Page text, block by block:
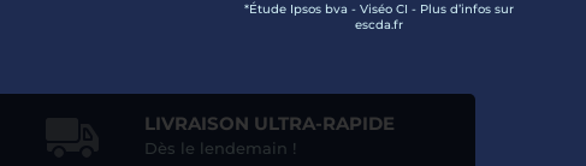
*Étude Ipsos bva - Viséo CI - Plus d’infos sur
escda.fr
LIVRAISON ULTRA-RAPIDE
Dès le lendemain !